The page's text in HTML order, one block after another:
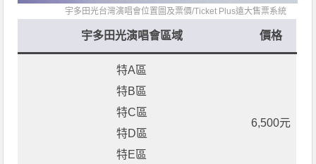
宇多田光台灣演唱會位置圖及票價/Ticket Plus遠大售票系統
宇多田光演唱會區域 價格
特A區
特B區
特C區
特D區
特E區
6,500元